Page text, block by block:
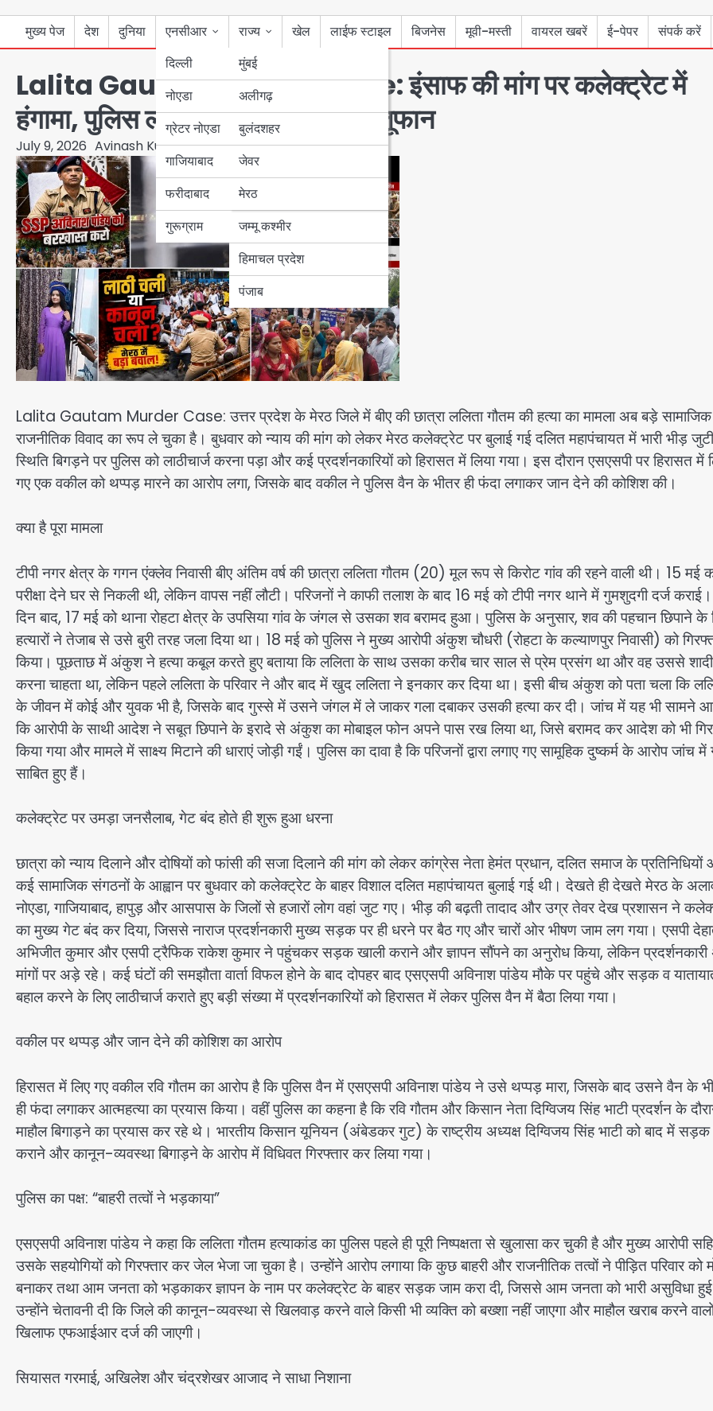
मुख्य पेज देश दुनिया
एनसीआर
दिल्ली
नोएडा
ग्रेटर नोएडा
गाजियाबाद
फरीदाबाद
गुरूग्राम
राज्य
मुंबई
उत्तर प्रदेश
अलीगढ़
बुलंदशहर
जेवर
मेरठ
बिहार
पंजाब
हरियाणा
जम्मू कश्मीर
हिमाचल प्रदेश
पंजाब
खेल लाईफ स्टाइल बिजनेस मूवी-मस्ती वायरल खबरें ई-पेपर संपर्क करें
Lalita Gautam Murder Case: इंसाफ की मांग पर कलेक्ट्रेट में
हंगामा, पुलिस लाठीचार्ज के बाद सियासी तूफान
July 9, 2026 Avinash Kumar
Lalita Gautam Murder Case: उत्तर प्रदेश के मेरठ जिले में बीए की छात्रा ललिता गौतम की हत्या का मामला अब बड़े
राजनीतिक विवाद का रूप ले चुका है। बुधवार को न्याय की मांग को लेकर मेरठ कलेक्ट्रेट पर बुलाई गई दलित महापंचायत में भारी भीड़
स्थिति बिगड़ने पर पुलिस को लाठीचार्ज करना पड़ा और कई प्रदर्शनकारियों को हिरासत में लिया गया। इस दौरान एसएसपी पर हिरासत में
गए एक वकील को थप्पड़ मारने का आरोप लगा, जिसके बाद वकील ने पुलिस वैन के भीतर ही फंदा लगाकर जान देने की कोशिश की।
क्या है पूरा मामला
टीपी नगर क्षेत्र के गगन एंक्लेव निवासी बीए अंतिम वर्ष की छात्रा ललिता गौतम (20) मूल रूप से किरोट गांव की रहने वाली थी। 15 मई
परीक्षा देने घर से निकली थी, लेकिन वापस नहीं लौटी। परिजनों ने काफी तलाश के बाद 16 मई को टीपी नगर थाने में गुमशुदगी दर्ज
दिन बाद, 17 मई को थाना रोहटा क्षेत्र के उपसिया गांव के जंगल से उसका शव बरामद हुआ। पुलिस के अनुसार, शव की पहचान छिपाने के
हत्यारों ने तेजाब से उसे बुरी तरह जला दिया था। 18 मई को पुलिस ने मुख्य आरोपी अंकुश चौधरी (रोहटा के कल्याणपुर निवासी) को
किया। पूछताछ में अंकुश ने हत्या कबूल करते हुए बताया कि ललिता के साथ उसका करीब चार साल से प्रेम प्रसंग था और वह उससे शादी
करना चाहता था, लेकिन पहले ललिता के परिवार ने और बाद में खुद ललिता ने इनकार कर दिया था। इसी बीच अंकुश को पता चला कि
के जीवन में कोई और युवक भी है, जिसके बाद गुस्से में उसने जंगल में ले जाकर गला दबाकर उसकी हत्या कर दी। जांच में यह भी सामने
कि आरोपी के साथी आदेश ने सबूत छिपाने के इरादे से अंकुश का मोबाइल फोन अपने पास रख लिया था, जिसे बरामद कर आदेश को भी
किया गया और मामले में साक्ष्य मिटाने की धाराएं जोड़ी गईं। पुलिस का दावा है कि परिजनों द्वारा लगाए गए सामूहिक दुष्कर्म के आरोप जांच
साबित हुए हैं।
कलेक्ट्रेट पर उमड़ा जनसैलाब, गेट बंद होते ही शुरू हुआ धरना
छात्रा को न्याय दिलाने और दोषियों को फांसी की सजा दिलाने की मांग को लेकर कांग्रेस नेता हेमंत प्रधान, दलित समाज के प्रतिनिधियों
कई सामाजिक संगठनों के आह्वान पर बुधवार को कलेक्ट्रेट के बाहर विशाल दलित महापंचायत बुलाई गई थी। देखते ही देखते मेरठ के
नोएडा, गाजियाबाद, हापुड़ और आसपास के जिलों से हजारों लोग वहां जुट गए। भीड़ की बढ़ती तादाद और उग्र तेवर देख प्रशासन ने
का मुख्य गेट बंद कर दिया, जिससे नाराज प्रदर्शनकारी मुख्य सड़क पर ही धरने पर बैठ गए और चारों ओर भीषण जाम लग गया। एसपी
अभिजीत कुमार और एसपी ट्रैफिक राकेश कुमार ने पहुंचकर सड़क खाली कराने और ज्ञापन सौंपने का अनुरोध किया, लेकिन प्रदर्शनकारी
मांगों पर अड़े रहे। कई घंटों की समझौता वार्ता विफल होने के बाद दोपहर बाद एसएसपी अविनाश पांडेय मौके पर पहुंचे और सड़क व
बहाल करने के लिए लाठीचार्ज कराते हुए बड़ी संख्या में प्रदर्शनकारियों को हिरासत में लेकर पुलिस वैन में बैठा लिया गया।
वकील पर थप्पड़ और जान देने की कोशिश का आरोप
हिरासत में लिए गए वकील रवि गौतम का आरोप है कि पुलिस वैन में एसएसपी अविनाश पांडेय ने उसे थप्पड़ मारा, जिसके बाद उसने वैन के
ही फंदा लगाकर आत्महत्या का प्रयास किया। वहीं पुलिस का कहना है कि रवि गौतम और किसान नेता दिग्विजय सिंह भाटी प्रदर्शन के
माहौल बिगाड़ने का प्रयास कर रहे थे। भारतीय किसान यूनियन (अंबेडकर गुट) के राष्ट्रीय अध्यक्ष दिग्विजय सिंह भाटी को बाद में
कराने और कानून-व्यवस्था बिगाड़ने के आरोप में विधिवत गिरफ्तार कर लिया गया।
पुलिस का पक्ष: “बाहरी तत्वों ने भड़काया”
एसएसपी अविनाश पांडेय ने कहा कि ललिता गौतम हत्याकांड का पुलिस पहले ही पूरी निष्पक्षता से खुलासा कर चुकी है और मुख्य आरोपी
उसके सहयोगियों को गिरफ्तार कर जेल भेजा जा चुका है। उन्होंने आरोप लगाया कि कुछ बाहरी और राजनीतिक तत्वों ने पीड़ित परिवार को
बनाकर तथा आम जनता को भड़काकर ज्ञापन के नाम पर कलेक्ट्रेट के बाहर सड़क जाम करा दी, जिससे आम जनता को भारी असुविधा
उन्होंने चेतावनी दी कि जिले की कानून-व्यवस्था से खिलवाड़ करने वाले किसी भी व्यक्ति को बख्शा नहीं जाएगा और माहौल खराब करने
खिलाफ एफआईआर दर्ज की जाएगी।
सियासत गरमाई, अखिलेश और चंद्रशेखर आजाद ने साधा निशाना